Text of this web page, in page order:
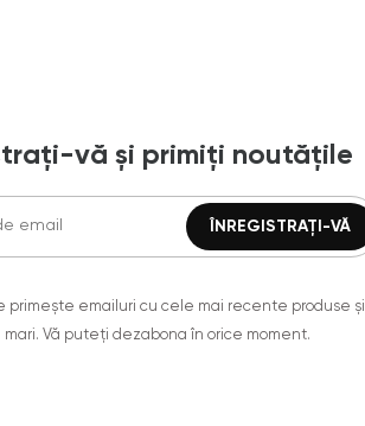
vă și primiți noutățile
primește emailuri cu cele mai recente produse și
Vă puteți dezabona în orice moment.